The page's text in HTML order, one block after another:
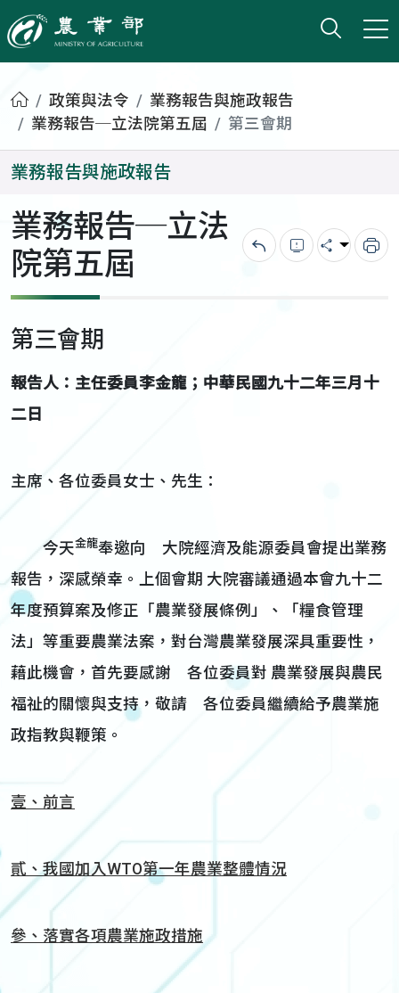
農業部
打開
小版
首頁政策與法令
業務報告與施政報告
業務報告─立法院第五屆
第三會期
業務報告與施政報告
業務報告─立法
院第五屆
回上一頁錯誤回報
分享 列
第三會期
報告人：主任委員李金龍；中華民國九十二年三月十
二日
主席、各位委員女士、先生：
今天金龍奉邀向 大院經濟及能源委員會提出業務
報告，深感榮幸。上個會期 大院審議通過本會九十二
年度預算案及修正「農業發展條例」、「糧食管理
法」等重要農業法案，對台灣農業發展深具重要性，
藉此機會，首先要感謝 各位委員對 農業發展與農民
福祉的關懷與支持，敬請 各位委員繼續給予農業施
政指教與鞭策。
壹、前言
貳、我國加入WTO第一年農業整體情況
參、落實各項農業施政措施